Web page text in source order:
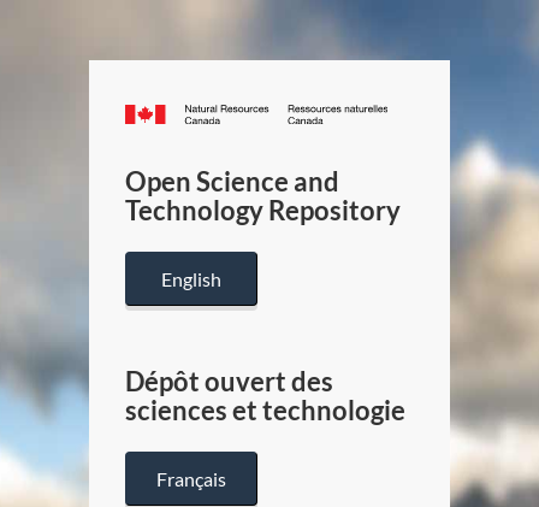
Canada.ca
/
Canada
Open Science and
Technology Repository
English
Dépôt ouvert des
sciences et technologie
Français